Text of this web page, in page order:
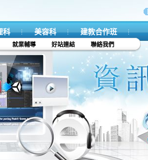
科 美容科 建教合作班
就業輔導 好站連結 聯絡我們